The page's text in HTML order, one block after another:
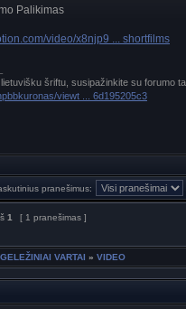
Palikimas
video/x8njp9 ... shortfilms
šriftu, susipažinkite su forumo
viewt ... 6d195205c3
pranešimus:
1 [ 1 pranešimas ]
VARTAI » VIDEO